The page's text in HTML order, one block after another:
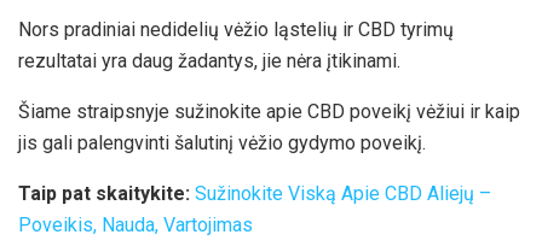
Nors pradiniai nedidelių vėžio ląstelių ir CBD tyrimų
rezultatai yra daug žadantys, jie nėra įtikinami.
Šiame straipsnyje sužinokite apie CBD poveikį vėžiui ir kaip
jis gali palengvinti šalutinį vėžio gydymo poveikį.
Taip pat skaitykite: Sužinokite Viską Apie CBD Aliejų –
Poveikis, Nauda, Vartojimas